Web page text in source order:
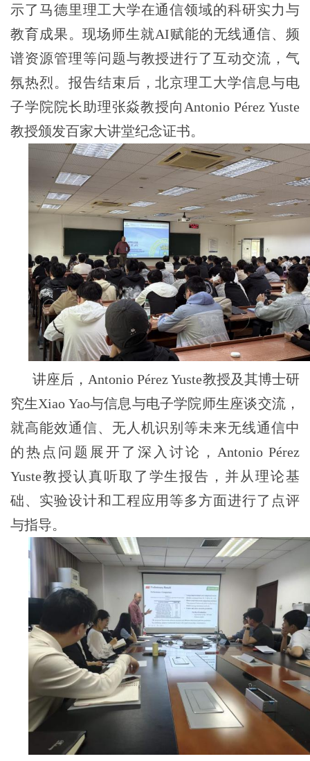
示了马德里理工大学在通信领域的科研实力与
教育成果。现场师生就AI赋能的无线通信、频
谱资源管理等问题与教授进行了互动交流，气
氛热烈。报告结束后，北京理工大学信息与电
子学院院长助理张焱教授向Antonio Pérez Yuste
教授颁发百家大讲堂纪念证书。
讲座后，Antonio Pérez Yuste教授及其博士研
究生Xiao Yao与信息与电子学院师生座谈交流，
就高能效通信、无人机识别等未来无线通信中
的热点问题展开了深入讨论，Antonio Pérez
Yuste教授认真听取了学生报告，并从理论基
础、实验设计和工程应用等多方面进行了点评
与指导。